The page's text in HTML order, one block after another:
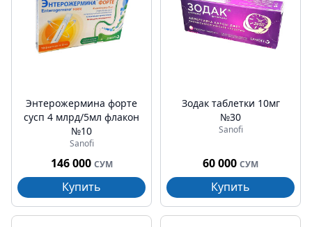
Энтерожермина форте
сусп 4 млрд/5мл флакон
№10
Sanofi
146 000 СУМ
Купить
Зодак таблетки 10мг
№30
Sanofi
60 000 СУМ
Купить